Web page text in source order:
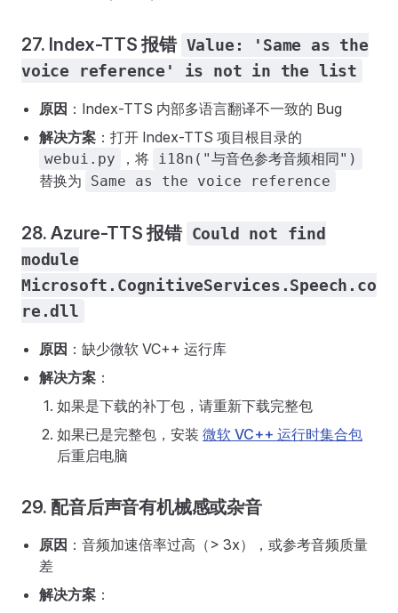
27. Index-TTS 报错 Value: 'Same as the
voice reference' is not in the list
原因 ：Index-TTS 内部多语言翻译不一致的 Bug
解决方案 ：打开 Index-TTS 项目根目录的
webui.py ，将 i18n("与音色参考音频相同")
替换为 Same as the voice reference
28. Azure-TTS 报错 Could not find
module
Microsoft.CognitiveServices.Speech.co
re.dll
原因 ：缺少微软 VC++ 运行库
解决方案 ：
如果是下载的补丁包，请重新下载完整包
如果已是完整包，安装 微软 VC++ 运行时集合包
后重启电脑
29. 配音后声音有机械感或杂音
原因 ：音频加速倍率过高（> 3x），或参考音频质量
差
解决方案 ：